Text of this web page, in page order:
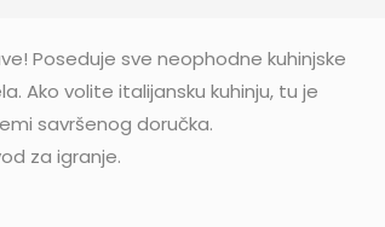
Poseduje sve neophodne kuhinjske
Ako volite italijansku kuhinju, tu je
savršenog doručka.
za igranje.